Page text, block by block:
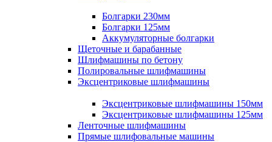
Болгарки 230мм
Болгарки 125мм
Аккумуляторные болгарки
Щеточные и барабанные
Шлифмашины по бетону
Полировальные шлифмашины
Эксцентриковые шлифмашины
Эксцентриковые шлифмашины 150мм
Эксцентриковые шлифмашины 125мм
Ленточные шлифмашины
Прямые шлифовальные машины